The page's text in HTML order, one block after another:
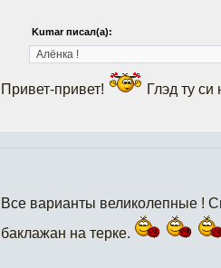
Kumar писал(а):
Алёнка !
Привет-привет! Глэд ту си
Все варианты великолепные !
баклажан на терке.